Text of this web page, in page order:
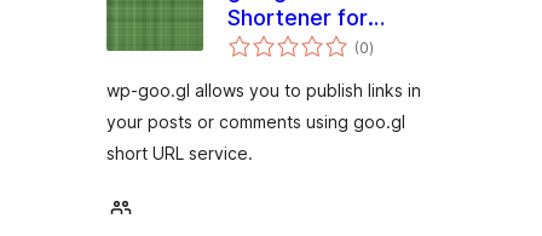
Shortener for
WordPress
(0total
de
)
wp-goo.gl allows you to publish links in
your posts or comments using goo.gl
short URL service.